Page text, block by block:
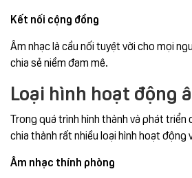
Kết nối cộng đồng
Âm nhạc là cầu nối tuyệt vời cho mọi
chia sẻ niềm đam mê.
Loại hình hoạt động
Trong quá trình hình thành và phát triển
chia thành rất nhiều loại hình hoạt động
Âm nhạc thính phòng